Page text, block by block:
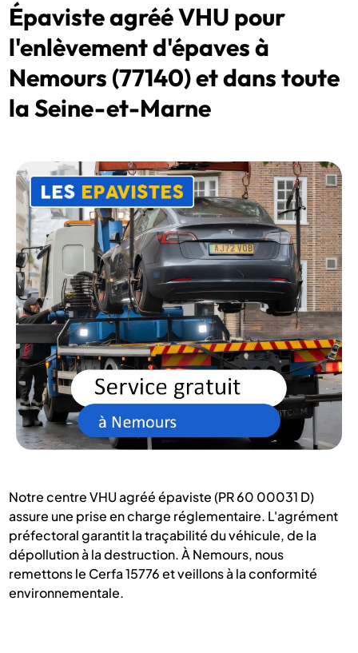
Épaviste agréé VHU pour
l'enlèvement d'épaves à
Nemours (77140) et dans toute
la Seine-et-Marne
Notre centre VHU agréé épaviste (PR 60 00031 D)
assure une prise en charge réglementaire. L'agrément
préfectoral garantit la traçabilité du véhicule, de la
dépollution à la destruction. À Nemours, nous
remettons le Cerfa 15776 et veillons à la conformité
environnementale.